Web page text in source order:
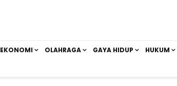
EKONOMI OLAHRAGA GAYA HIDUP HUKUM